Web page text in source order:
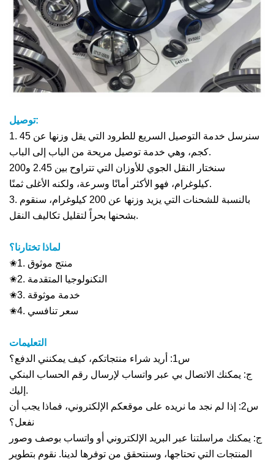
توصيل:
1. سنرسل خدمة التوصيل السريع للطرود التي يقل وزنها عن 45
كجم، وهي خدمة توصيل مريحة من الباب إلى الباب.
سنختار النقل الجوي للأوزان التي تتراوح بين 2.45 و200
كيلوغرام، فهو الأكثر أمانًا وسرعة، ولكنه الأغلى ثمنًا.
3. بالنسبة للشحنات التي يزيد وزنها عن 200 كيلوغرام، سنقوم
بشحنها بحراً لتقليل تكاليف النقل.
لماذا تختارنا؟
✬1. منتج موثوق
✬2. التكنولوجيا المتقدمة
✬3. خدمة موثوقة
✬4. سعر تنافسي
التعليمات
س1: أريد شراء منتجاتكم، كيف يمكنني الدفع؟
ج: يمكنك الاتصال بي عبر واتساب لإرسال رقم الحساب البنكي
إليك.
س2: إذا لم نجد ما نريده على موقعكم الإلكتروني، فماذا يجب أن
نفعل؟
ج: يمكنك مراسلتنا عبر البريد الإلكتروني أو واتساب بوصف وصور
المنتجات التي تحتاجها، وسنتحقق من توفرها لدينا. نقوم بتطوير